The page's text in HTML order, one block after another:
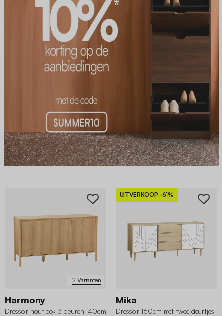
2 Varianten
Harmony
Dressoir houtlook 3 deuren 140cm
UITVERKOOP -61%
Mika
Dressoir 160cm met twee deurtjes